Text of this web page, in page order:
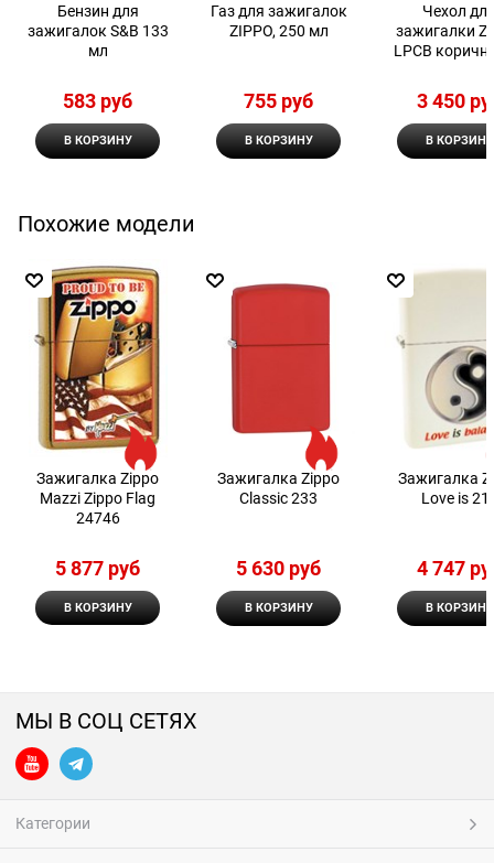
Бензин для
зажигалок S&B 133
мл
583 руб
В КОРЗИНУ
Газ для зажигалок
ZIPPO, 250 мл
755 руб
В КОРЗИНУ
Чехол
зажигалки
LPCB
3 450
В КОРЗИНУ
Похожие модели
Зажигалка Zippo
Mazzi Zippo Flag
24746
5 877 руб
В КОРЗИНУ
Зажигалка Zippo
Classic 233
5 630 руб
В КОРЗИНУ
Зажигалка
Love is
4 747
В КОРЗИНУ
МЫ В СОЦ СЕТЯХ
Категории